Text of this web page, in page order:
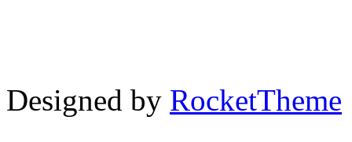
Designed by RocketTheme